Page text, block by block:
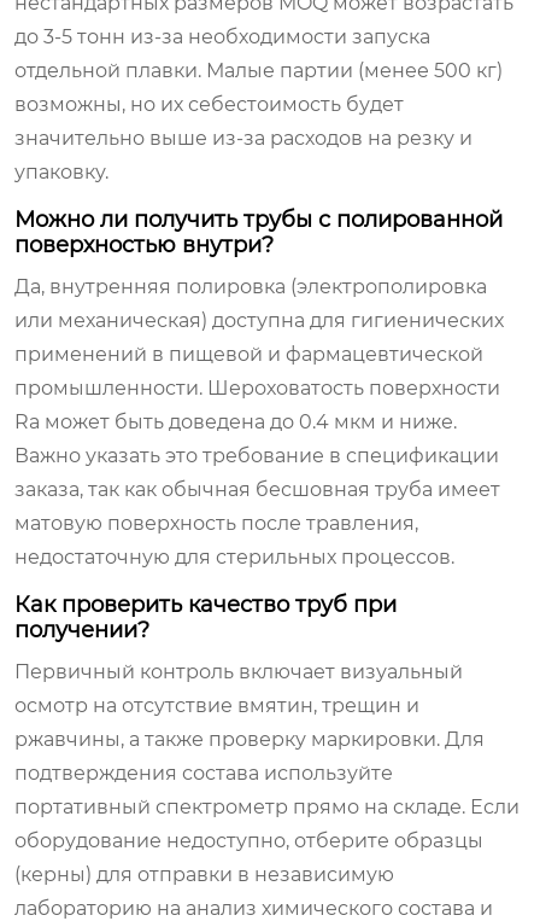
до 3-5 тонн из-за необходимости запуска
отдельной плавки. Малые партии (менее 500 кг)
возможны, но их себестоимость будет
значительно выше из-за расходов на резку и
упаковку.
Можно ли получить трубы с полированной
поверхностью внутри?
Да, внутренняя полировка (электрополировка
или механическая) доступна для гигиенических
применений в пищевой и фармацевтической
промышленности. Шероховатость поверхности
Ra может быть доведена до 0.4 мкм и ниже.
Важно указать это требование в спецификации
заказа, так как обычная бесшовная труба имеет
матовую поверхность после травления,
недостаточную для стерильных процессов.
Как проверить качество труб при
получении?
Первичный контроль включает визуальный
осмотр на отсутствие вмятин, трещин и
ржавчины, а также проверку маркировки. Для
подтверждения состава используйте
портативный спектрометр прямо на складе. Если
оборудование недоступно, отберите образцы
(керны) для отправки в независимую
лабораторию на анализ химического состава и